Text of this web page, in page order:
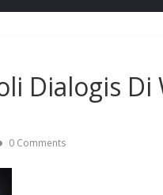
Dialogis Di
0 Comments